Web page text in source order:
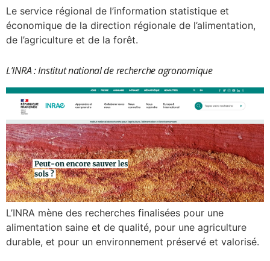
Le service régional de l’information statistique et
économique de la direction régionale de l’alimentation,
de l’agriculture et de la forêt.
L’INRA : Institut national de recherche agronomique
L’INRA mène des recherches finalisées pour une
alimentation saine et de qualité, pour une agriculture
durable, et pour un environnement préservé et valorisé.